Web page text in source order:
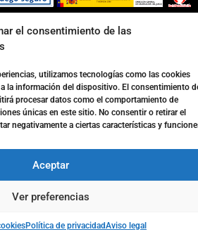
el consentimiento de las
utilizamos tecnologías como las cookies
la información del dispositivo. El consentimiento
procesar datos como el comportamiento de
únicas en este sitio. No consentir o retirar el
negativamente a ciertas características y
Aceptar
Ver preferencias
Política de privacidadAviso legal
porSurática Software🤖